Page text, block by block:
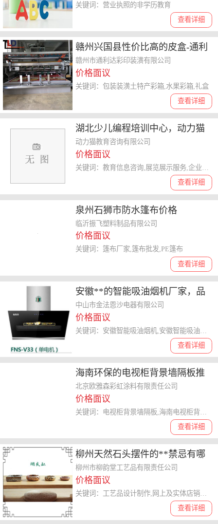
查看详细
关键词：营业执照的非学历教育
赣州兴国县性价比高的皮盒-通利
达，专业的人做专业的事详情请
骚扰
赣州市通利达彩印装潢有限公司
价格面议
查看详细
关键词：包装装潢土特产彩箱,水果彩箱,礼盒
湖北少儿编程培训中心，动力猫
教育改变人生
动力猫教育咨询有限公司
价格面议
查看详细
关键词：教育信息咨询,展览展示服务,企业管理咨询
泉州石狮市防水篷布价格
临沂振飞塑料制品有限公司
价格面议
查看详细
关键词：篷布厂家,篷布批发,PE篷布
安徽**的智能吸油烟机厂家，品
牌供应产品性价比高
中山市金法恩沙电器有限公司
价格面议
查看详细
海南环保的电视柜背景墙隔板推
荐哪家，诚信服务
北京欧雅森彩虹涂料有限责任公司
价格面议
查看详细
柳州天然石头摆件的**禁忌有哪
些欢迎在线沟通
柳州市柳韵堂工艺品有限责任公司
价格面议
查看详细